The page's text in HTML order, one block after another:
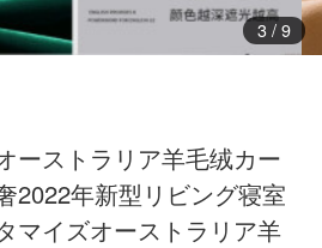
3/ 9
ーストラリア羊毛绒カー
2022年新型リビング寝室
マイズオーストラリア羊